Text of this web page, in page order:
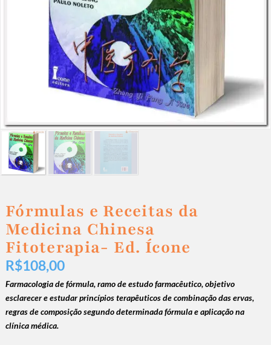
Fórmulas e Receitas da
Medicina Chinesa
Fitoterapia- Ed. Ícone
R$108,00
Farmacologia de fórmula, ramo de estudo farmacêutico, objetivo
esclarecer e estudar princípios terapêuticos de combinação das ervas,
regras de composição segundo determinada fórmula e aplicação na
clínica médica.